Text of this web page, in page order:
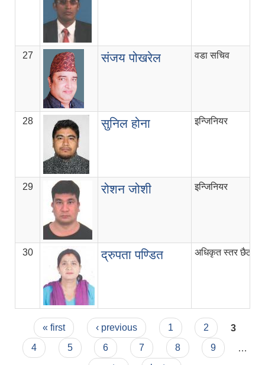
27 संजय पोखरेल वडा सचिव
28 सुनिल होना इन्जिनियर
29 रोशन जोशी इन्जिनियर
30 द्रुपता पण्डित अधिकृत स्तर छैठौँ
Pages
« first ‹ previous 1 2
3
4
5 6 7 8 9